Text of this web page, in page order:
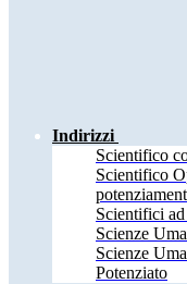
Indirizzi
Scientifico
Scientifico
Scientifici
Scienze
Scienze
Potenziato